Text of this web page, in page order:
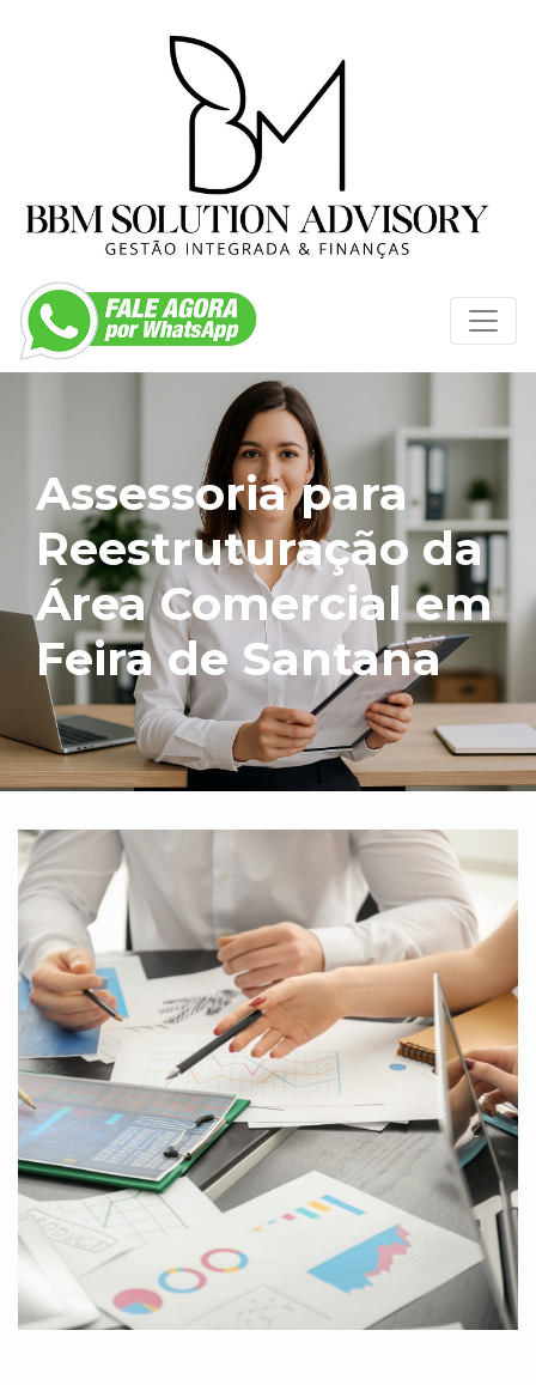
Assessoria para
Reestruturação da
Área Comercial em
Feira de Santana